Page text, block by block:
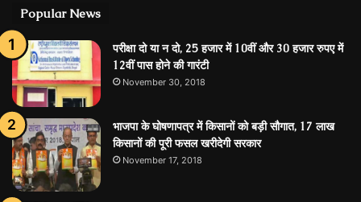
Popular News
परीक्षा दो या न दो, 25 हजार में 10वीं और 30 हजार रुपए में
12वीं पास होने की गारंटी
November 30, 2018
भाजपा के घोषणापत्र में किसानों को बड़ी सौगात, 17 लाख
किसानों की पूरी फसल खरीदेगी सरकार
November 17, 2018